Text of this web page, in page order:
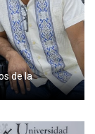
de la